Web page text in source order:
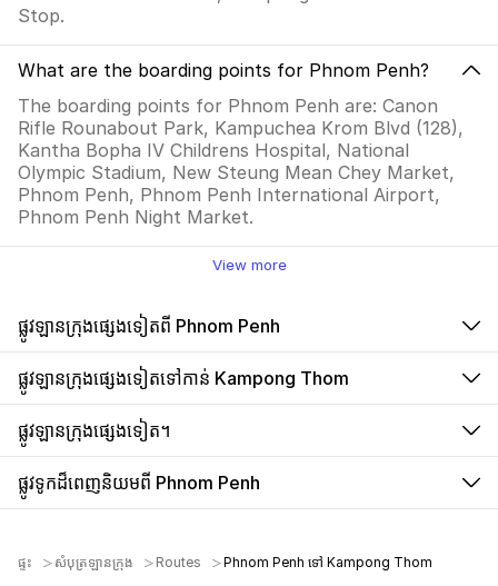
Stop.
What are the boarding points for Phnom Penh?
The boarding points for Phnom Penh are: Canon
Rifle Rounabout Park, Kampuchea Krom Blvd (128),
Kantha Bopha IV Childrens Hospital, National
Olympic Stadium, New Steung Mean Chey Market,
Phnom Penh, Phnom Penh International Airport,
Phnom Penh Night Market.
View more
ផ្លូវឡានក្រុងផ្សេងទៀតពី Phnom Penh
ផ្លូវឡានក្រុងផ្សេងទៀតទៅកាន់ Kampong Thom
ផ្លូវឡានក្រុងផ្សេងទៀត។
ផ្លូវទូកដ៏ពេញនិយមពី Phnom Penh
ផ្ទះ សំបុត្រឡានក្រុង Routes Phnom Penh ទៅ Kampong Thom